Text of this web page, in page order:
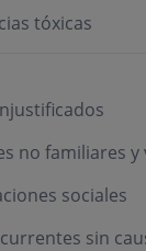
tóxicas
no familiares
sociales
sin